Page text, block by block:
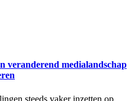
veranderend medialandschap
steeds vaker inzetten op